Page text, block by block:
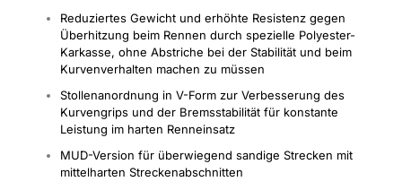
Reduziertes Gewicht und erhöhte Resistenz gegen
Überhitzung beim Rennen durch spezielle Polyester-
Karkasse, ohne Abstriche bei der Stabilität und beim
Kurvenverhalten machen zu müssen
Stollenanordnung in V-Form zur Verbesserung des
Kurvengrips und der Bremsstabilität für konstante
Leistung im harten Renneinsatz
MUD-Version für überwiegend sandige Strecken mit
mittelharten Streckenabschnitten